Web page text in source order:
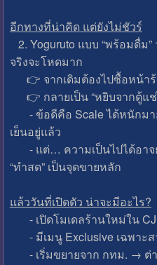
อีกทางที่น่าคิด แต่ยังไม่ชัวร์
2. Yoguruto แบบ “พร้อมดื่ม
จริงจะโหดมาก
👉 จากเดิมต้องไปซื้อหน้า
👉 กลายเป็น “หยิบจากตู้แช่
- ข้อดีคือ Scale ได้หนักมา
เย็นอยู่แล้ว
- แต่… ความเป็นไปได้อาจยั
“ทำสด” เป็นจุดขายหลัก
แล้ววันที่เปิดตัว น่าจะมีอะไร?
- เปิดโมเดลร้านใหม่ใน CJ
- มีเมนู Exclusive เฉพาะส
- เริ่มขยายจาก กทม. → ต่า